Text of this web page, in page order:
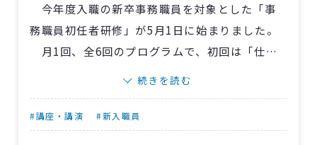
今年度入職の新卒事務職員を対象とした「事
務職員初任者研修」が5月1日に始まりました。
月1回、全6回のプログラムで、初回は「仕事
のルール」をテーマに社会人の基礎を学びまし
また、埼玉県済生会支部の小池要子支部長を
お招きし、ご自身の経験や、そこから得た仕事
続きを読む
#講座・講演 #新入職員